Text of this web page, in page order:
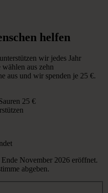
helfen
wir jedes Jahr
aus zehn
aus und wir spenden je 25 €.
25 €
November 2026 eröffnet.
abgeben.